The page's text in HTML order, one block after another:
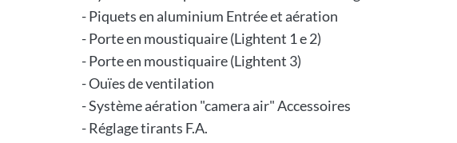
- Piquets en aluminium Entrée et aération
- Porte en moustiquaire (Lightent 1 e 2)
- Porte en moustiquaire (Lightent 3)
- Ouïes de ventilation
- Système aération "camera air" Accessoires
- Réglage tirants F.A.